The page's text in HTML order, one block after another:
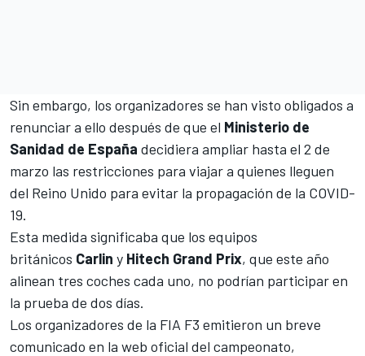
Sin embargo, los organizadores se han visto obligados a
renunciar a ello después de que el Ministerio de
Sanidad de España decidiera ampliar hasta el 2 de
marzo las restricciones para viajar a quienes lleguen
del Reino Unido para evitar la propagación de la COVID-
19.
Esta medida significaba que los equipos
británicos Carlin y Hitech Grand Prix, que este año
alinean tres coches cada uno, no podrían participar en
la prueba de dos días.
Los organizadores de la FIA F3 emitieron un breve
comunicado en la web oficial del campeonato,